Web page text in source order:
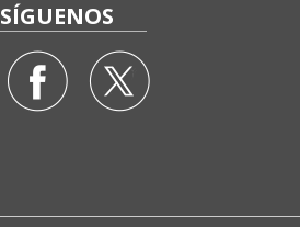
SÍGUENOS